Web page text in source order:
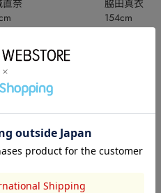
直奈
脇田真衣
154cm
ックしている商品